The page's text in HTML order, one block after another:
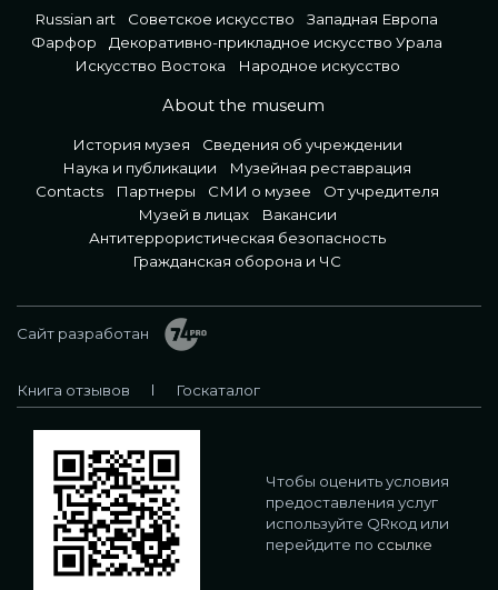
Russian art Советское искусство
Западная Европа
Фарфор
Декоративно-прикладное искусство Урала
Искусство Востока
Народное искусство
About the museum
История музея
Сведения об учреждении
Наука и публикации
Музейная реставрация
Contacts
Партнеры СМИ о музее
От учредителя
Музей в лицах
Вакансии
Антитеррористическая безопасность
Гражданская оборона и ЧС
Сайт разработан
Книга отзывов Госкаталог
Чтобы оценить условия
предоставления услуг
используйте QRкод или
перейдите по ссылке